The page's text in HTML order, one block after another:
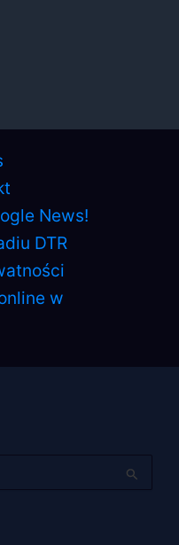
News!
DTR
w